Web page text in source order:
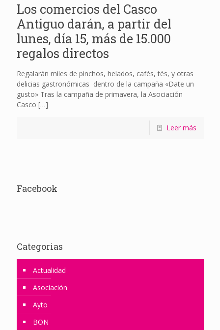
Los comercios del Casco
Antiguo darán, a partir del
lunes, día 15, más de 15.000
regalos directos
Regalarán miles de pinchos, helados, cafés, tés, y otras
delicias gastronómicas dentro de la campaña «Date un
gusto» Tras la campaña de primavera, la Asociación
Casco […]
Leer más
Facebook
Categorias
Actualidad
Asociación
Ayto
BON